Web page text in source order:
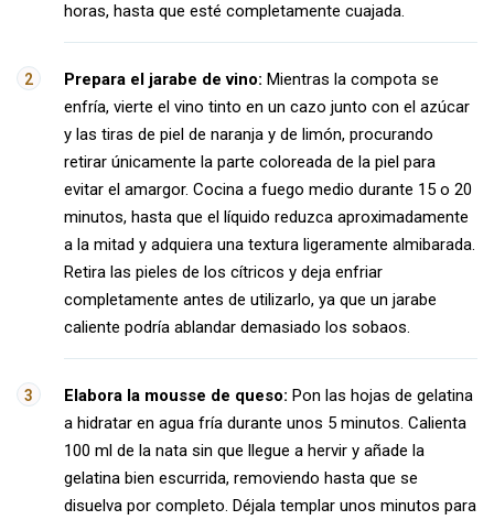
horas, hasta que esté completamente cuajada.
Prepara el jarabe de vino: Mientras la compota se
enfría, vierte el vino tinto en un cazo junto con el azúcar
y las tiras de piel de naranja y de limón, procurando
retirar únicamente la parte coloreada de la piel para
evitar el amargor. Cocina a fuego medio durante 15 o 20
minutos, hasta que el líquido reduzca aproximadamente
a la mitad y adquiera una textura ligeramente almibarada.
Retira las pieles de los cítricos y deja enfriar
completamente antes de utilizarlo, ya que un jarabe
caliente podría ablandar demasiado los sobaos.
Elabora la mousse de queso: Pon las hojas de gelatina
a hidratar en agua fría durante unos 5 minutos. Calienta
100 ml de la nata sin que llegue a hervir y añade la
gelatina bien escurrida, removiendo hasta que se
disuelva por completo. Déjala templar unos minutos para